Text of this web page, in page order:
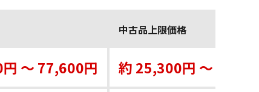
中古品上限価格
～ 77,600円 約 25,300円 ～